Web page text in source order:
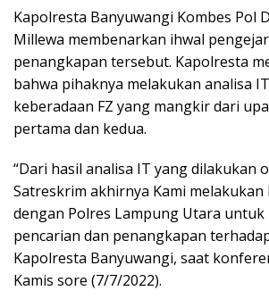
Kapolresta Banyuwangi Kombes Pol
Millewa membenarkan ihwal
penangkapan tersebut. Kapolresta
bahwa pihaknya melakukan analisa
keberadaan FZ yang mangkir dari
pertama dan kedua.
“Dari hasil analisa IT yang dilakukan
Satreskrim akhirnya Kami
dengan Polres Lampung Utara untuk
pencarian dan penangkapan
Kapolresta Banyuwangi, saat
Kamis sore (7/7/2022).